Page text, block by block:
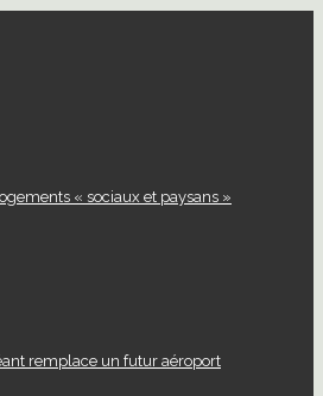
« sociaux et paysans »
remplace un futur aéroport